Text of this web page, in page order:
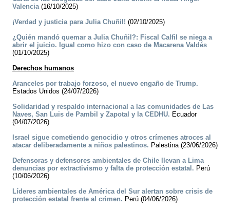
Valencia(16/10/2025)
¡Verdad y justicia para Julia Chuñil! (02/10/2025)
¿Quién mandó quemar a Julia Chuñil?: Fiscal Calfil se niega a
abrir el juicio. Igual como hizo con caso de Macarena Valdés
(01/10/2025)
Derechos humanos
Aranceles por trabajo forzoso, el nuevo engaño de Trump.
Estados Unidos (24/07/2026)
Solidaridad y respaldo internacional a las comunidades de Las
Naves, San Luis de Pambil y Zapotal y la CEDHU. Ecuador
(04/07/2026)
Israel sigue cometiendo genocidio y otros crímenes atroces al
atacar deliberadamente a niños palestinos. Palestina (23/06/2026)
Defensoras y defensores ambientales de Chile llevan a Lima
denuncias por extractivismo y falta de protección estatal. Perú
(10/06/2026)
Líderes ambientales de América del Sur alertan sobre crisis de
protección estatal frente al crimen. Perú (04/06/2026)